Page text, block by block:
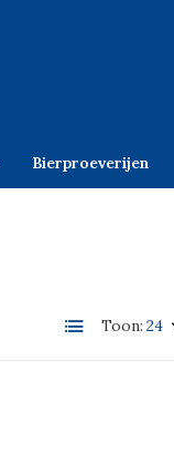
Bierproeverijen
Toon: